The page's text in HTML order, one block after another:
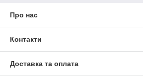
Про нас
Контакти
Доставка та оплата